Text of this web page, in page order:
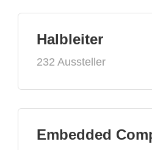
Halbleiter
232 Aussteller
Embedded